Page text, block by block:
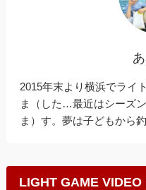
2015年末より横浜でライ
ま（した…最近はシーズ
ま）す。夢は子どもから
LIGHT GAME VIDEO